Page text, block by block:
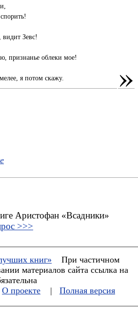
видит Зевс!
признанье облеки мое!
я потом скажу.
»
Аристофан «Всадники»
>>>
книг»
При частичном
материалов сайта ссылка на
О проекте | Полная версия